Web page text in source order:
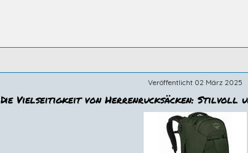
Veröffentlicht 02 März 2025
Die Vielseitigkeit von Herrenrucksäcken: Stilvoll